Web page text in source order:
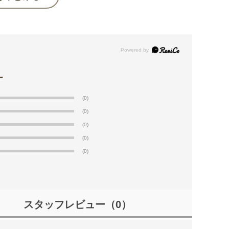
(0)
(0)
(0)
(0)
(0)
スタッフレビュー （0）